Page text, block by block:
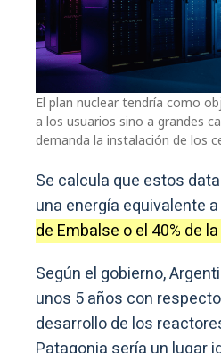
El plan nuclear tendría como
a los usuarios sino a grandes
demanda la instalación de los
Se calcula que estos
una energía equivalente
de Embalse o el 40% de
Según el gobierno,
unos 5 años con
desarrollo de los